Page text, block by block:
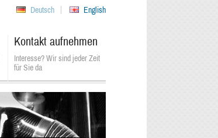
Deutsch English
Kontakt aufnehmen
Interesse? Wir sind jeder Zeit
für Sie da